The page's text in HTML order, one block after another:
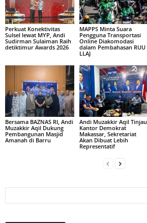
Perkuat Konektivitas
Sulsel lewat MYP, Andi
Sudirman Sulaiman Raih
detiktimur Awards 2026
MAPPS Minta Suara
Pengguna Transportasi
Online Diakomodasi
dalam Pembahasan RUU
LLAJ
Bersama BAZNAS RI, Andi
Muzakkir Aqil Dukung
Pembangunan Masjid
Amanah di Barru
Andi Muzakkir Aqil Tinjau
Kantor Demokrat
Makassar, Sekretariat
Akan Dibuat Lebih
Representatif